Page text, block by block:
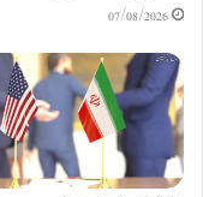
07/08/2026